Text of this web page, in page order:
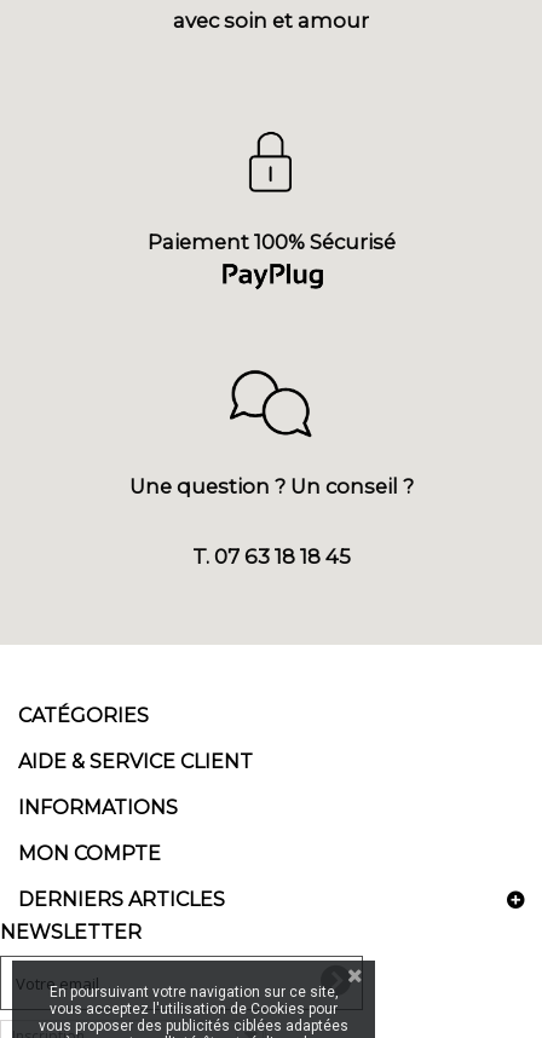
avec soin et amour
Paiement 100% Sécurisé
Une question ? Un conseil ?
T. 07 63 18 18 45
CATÉGORIES
AIDE & SERVICE CLIENT
INFORMATIONS
MON COMPTE
DERNIERS ARTICLES
NEWSLETTER
En poursuivant votre navigation sur ce site,
vous acceptez l'utilisation de Cookies pour
vous proposer des publicités ciblées adaptées